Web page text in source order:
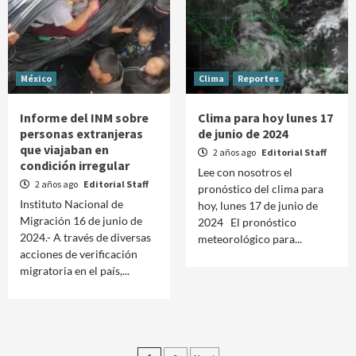
México
Informe del INM sobre
personas extranjeras
que viajaban en
condición irregular
2 años ago Editorial Staff
Instituto Nacional de
Migración 16 de junio de
2024.- A través de diversas
acciones de verificación
migratoria en el país,...
Clima Reportes
Clima para hoy lunes 17
de junio de 2024
2 años ago Editorial Staff
Lee con nosotros el
pronóstico del clima para
hoy, lunes 17 de junio de
2024 El pronóstico
meteorológico para...